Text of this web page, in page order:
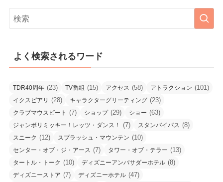
よく検索されるワード
TDR40周年 (23) TV番組 (15) アクセス (58) アトラクション (101)
イクスピアリ (28) キャラクターグリーティング (23)
クラブマウスビート (7) ショップ(29) ショー (63)
ジャンボリミッキー！レッツ・ダンス！ (7) スタンバイパス (8)
スニーク (12) スプラッシュ・マウンテン (10)
センター・オブ・ジ・アース (7) タワー・オブ・テラー (13)
タートル・トーク (10) ディズニーアンバサダーホテル (8)
ディズニーストア (7) ディズニーホテル (47)